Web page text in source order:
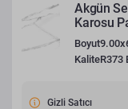
Akgün
Karosu
Boyut
KaliteR373
Gizli Satıcı